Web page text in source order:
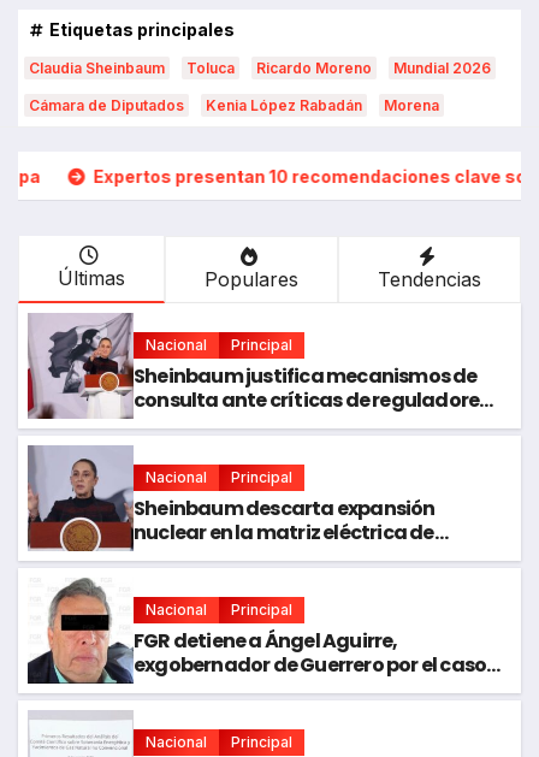
Etiquetas principales
Claudia Sheinbaum Toluca Ricardo Moreno Mundial 2026
Cámara de Diputados Kenia López Rabadán Morena
10 recomendaciones clave sobre el fracking en México
Últimas Populares Tendencias
Nacional Principal
Sheinbaum justifica mecanismos de
consulta ante críticas de reguladores
y ambientalistas
Nacional Principal
Sheinbaum descarta expansión
nuclear en la matriz eléctrica de
México
Nacional Principal
FGR detiene a Ángel Aguirre,
exgobernador de Guerrero por el caso
Ayotzinapa
Nacional Principal